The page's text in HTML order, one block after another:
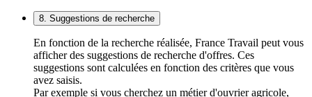
8. Suggestions de recherche
En fonction de la recherche réalisée, France Travail peut vous
afficher des suggestions de recherche d'offres. Ces
suggestions sont calculées en fonction des critères que vous
avez saisis.
Par exemple si vous cherchez un métier d'ouvrier agricole,